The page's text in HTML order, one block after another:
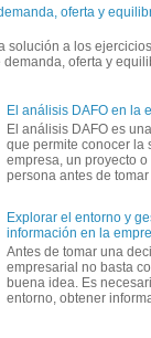
oferta y
solución a los
demanda, oferta y
El análisis DAFO en la
El análisis DAFO es
que permite conocer la
empresa, un proyecto
persona antes de
Explorar el entorno y
información en la
Antes de tomar una
empresarial no basta
buena idea. Es
entorno, obtener